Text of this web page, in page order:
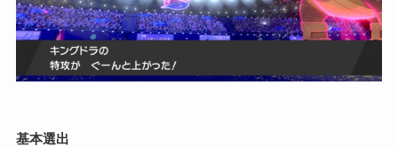
基本選出